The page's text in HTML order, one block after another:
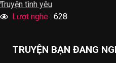
Truyện tình yêu
Lượt nghe : 628
TRUYỆN BẠN ĐANG